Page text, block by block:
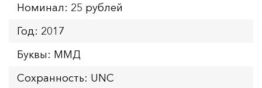
Номинал: 25 рублей
Год: 2017
Буквы: ММД
Сохранность: UNC